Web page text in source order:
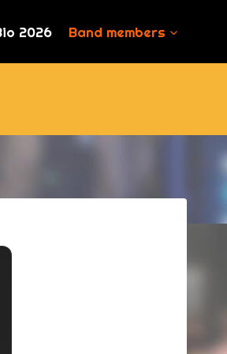
2026 Band members